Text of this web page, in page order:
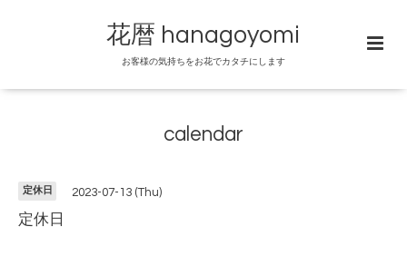
花暦 hanagoyomi
お客様の気持ちをお花でカタチにします
calendar
定休日 2023-07-13 (Thu)
定休日